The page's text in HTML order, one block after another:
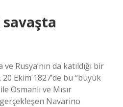
savaşta
Rusya’nın da katıldığı bir
Ekim 1827’de bu “büyük
Osmanlı ve Mısır
Navarino